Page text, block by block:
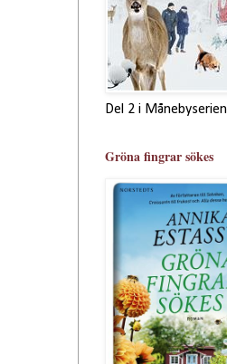
Del 2 i Månebyserien
Gröna fingrar sökes